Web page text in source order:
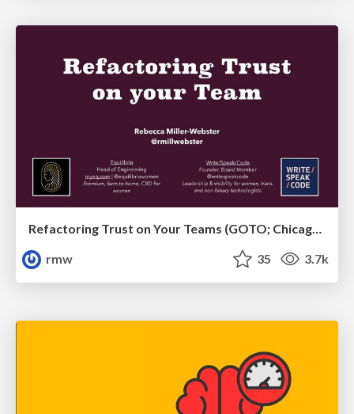
rmw
35 3.7k